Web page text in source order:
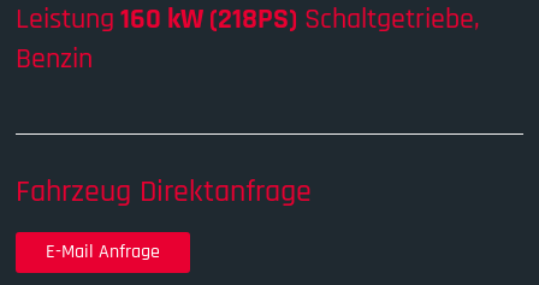
Leistung 160 kW (218PS) Schaltgetriebe,
Benzin
Fahrzeug Direktanfrage
E-Mail Anfrage